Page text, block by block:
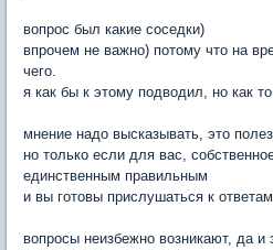
вопрос был какие соседки)
впрочем не важно) потому что на
чего.
я как бы к этому подводил, но как
мнение надо высказывать, это
но только если для вас,
единственным правильным
и вы готовы прислушаться к
вопросы неизбежно возникают, да и